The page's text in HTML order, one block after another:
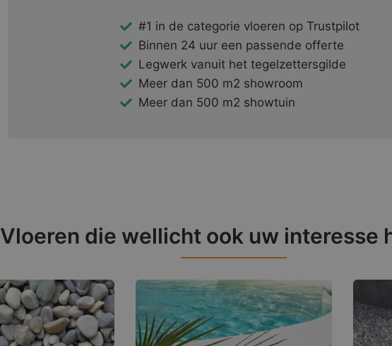
#1 in de categorie vloeren op Trustpilot
Binnen 24 uur een passende offerte
Legwerk vanuit het tegelzettersgilde
Meer dan 500 m2 showroom
Meer dan 500 m2 showtuin
Vloeren die wellicht ook uw interesse